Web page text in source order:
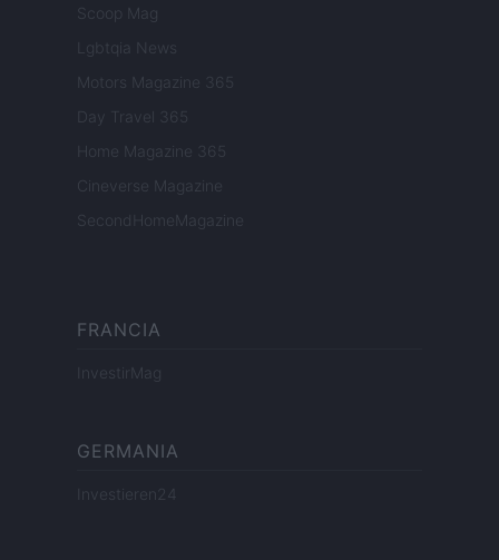
Scoop Mag
Lgbtqia News
Motors Magazine 365
Day Travel 365
Home Magazine 365
Cineverse Magazine
SecondHomeMagazine
FRANCIA
InvestirMag
GERMANIA
Investieren24